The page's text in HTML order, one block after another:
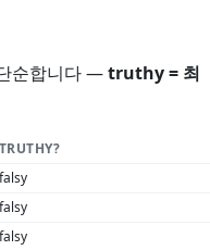
순합니다 —truthy = 최
TRUTHY?
falsy
falsy
falsy